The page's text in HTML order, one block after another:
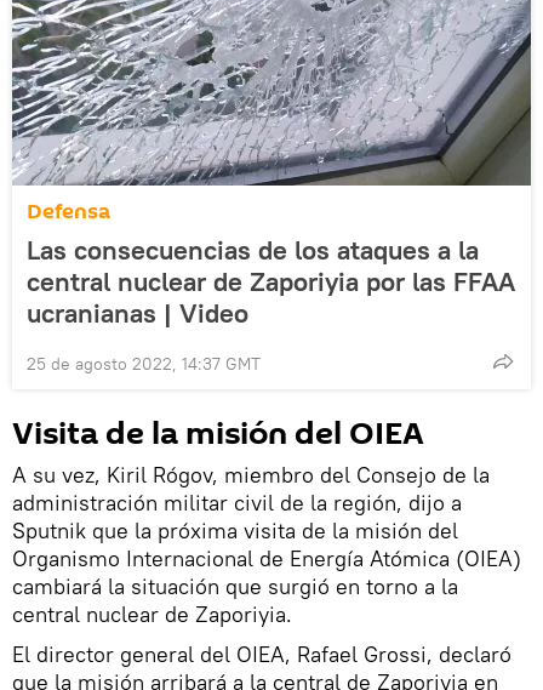
Defensa
Las consecuencias de los ataques a la
central nuclear de Zaporiyia por las FFAA
ucranianas | Video
25 de agosto 2022, 14:37 GMT
Visita de la misión del OIEA
A su vez, Kiril Rógov, miembro del Consejo de la
administración militar civil de la región, dijo a
Sputnik que la próxima visita de la misión del
Organismo Internacional de Energía Atómica (OIEA)
cambiará la situación que surgió en torno a la
central nuclear de Zaporiyia.
El director general del OIEA, Rafael Grossi, declaró
que la misión arribará a la central de Zaporiyia en